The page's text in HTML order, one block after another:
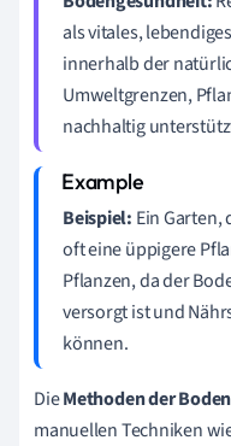
als vitales,
innerhalb der
Umweltgrenzen,
nachhaltig
Beispiel: Ein
oft eine üppigere
Pflanzen, da der
versorgt ist und
können.
DieMethoden der
manuellen Techniken